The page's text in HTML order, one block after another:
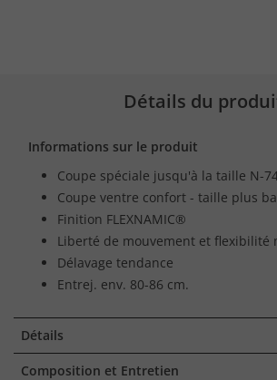
Détails du
Informations sur le produit
Coupe spéciale jusqu'à la taille N-
Coupe ventre confort - taille plus
Finition FLEXNAMIC®
Liberté de mouvement et flexibilité
Délavage tendance
Entrej. env. 80-86 cm.
Détails
Composition et Entretien